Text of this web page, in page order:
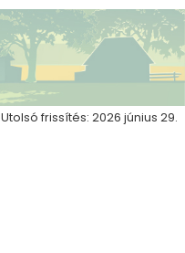
Utolsó frissítés: 2026 június 29.